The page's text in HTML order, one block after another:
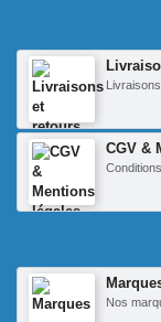
CGV &
Nos